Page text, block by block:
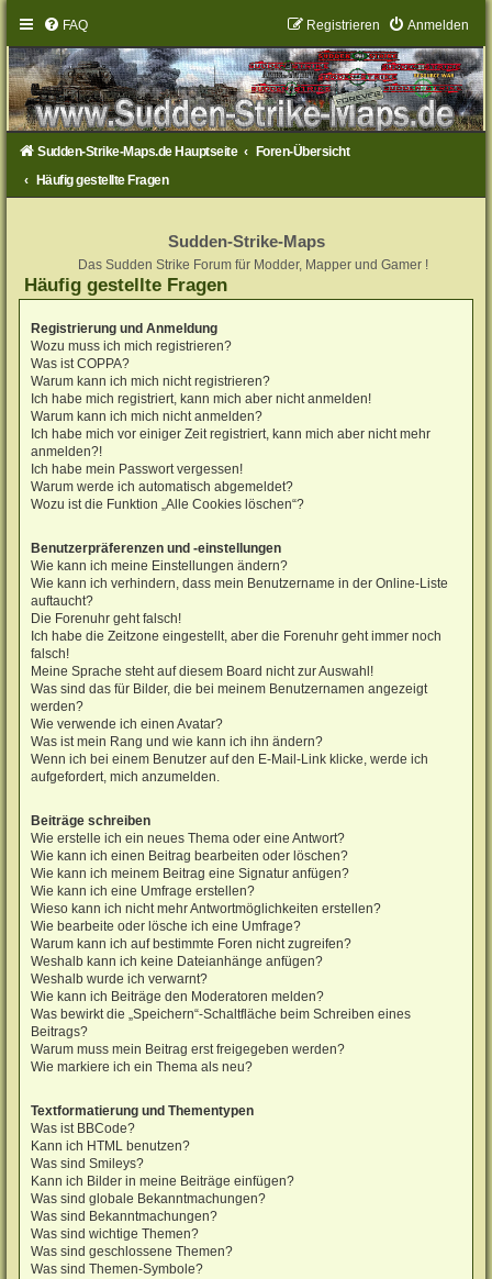
FAQ Anmelden
Registrieren
Sudden-Strike-Maps.de Hauptseite
Foren-Übersicht
Häufig gestellte Fragen
Sudden-Strike-Maps
Das Sudden Strike Forum für Modder, Mapper und Gamer !
Häufig gestellte Fragen
Registrierung und Anmeldung
Wozu muss ich mich registrieren?
Was ist COPPA?
Warum kann ich mich nicht registrieren?
Ich habe mich registriert, kann mich aber nicht anmelden!
Warum kann ich mich nicht anmelden?
Ich habe mich vor einiger Zeit registriert, kann mich aber nicht mehr
anmelden?!
Ich habe mein Passwort vergessen!
Warum werde ich automatisch abgemeldet?
Wozu ist die Funktion „Alle Cookies löschen“?
Benutzerpräferenzen und -einstellungen
Wie kann ich meine Einstellungen ändern?
Wie kann ich verhindern, dass mein Benutzername in der Online-Liste
auftaucht?
Die Forenuhr geht falsch!
Ich habe die Zeitzone eingestellt, aber die Forenuhr geht immer noch
falsch!
Meine Sprache steht auf diesem Board nicht zur Auswahl!
Was sind das für Bilder, die bei meinem Benutzernamen angezeigt
werden?
Wie verwende ich einen Avatar?
Was ist mein Rang und wie kann ich ihn ändern?
Wenn ich bei einem Benutzer auf den E-Mail-Link klicke, werde ich
aufgefordert, mich anzumelden.
Beiträge schreiben
Wie erstelle ich ein neues Thema oder eine Antwort?
Wie kann ich einen Beitrag bearbeiten oder löschen?
Wie kann ich meinem Beitrag eine Signatur anfügen?
Wie kann ich eine Umfrage erstellen?
Wieso kann ich nicht mehr Antwortmöglichkeiten erstellen?
Wie bearbeite oder lösche ich eine Umfrage?
Warum kann ich auf bestimmte Foren nicht zugreifen?
Weshalb kann ich keine Dateianhänge anfügen?
Weshalb wurde ich verwarnt?
Wie kann ich Beiträge den Moderatoren melden?
Was bewirkt die „Speichern“-Schaltfläche beim Schreiben eines
Beitrags?
Warum muss mein Beitrag erst freigegeben werden?
Wie markiere ich ein Thema als neu?
Textformatierung und Thementypen
Was ist BBCode?
Kann ich HTML benutzen?
Was sind Smileys?
Kann ich Bilder in meine Beiträge einfügen?
Was sind globale Bekanntmachungen?
Was sind Bekanntmachungen?
Was sind wichtige Themen?
Was sind geschlossene Themen?
Was sind Themen-Symbole?